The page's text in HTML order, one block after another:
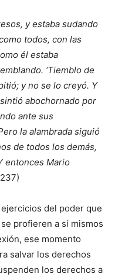
y estaba sudando
todos, con las
él estaba
‘Tiemblo de
y no se lo creyó. Y
abochornado por
ante sus
la alambrada siguió
de todos los demás,
entonces Mario
del poder que
profieren a sí mismos
ese momento
salvar los derechos
los derechos a